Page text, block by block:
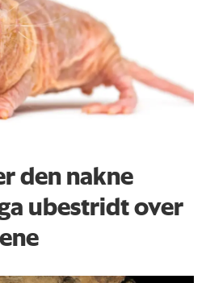
den nakne
ubestridt over